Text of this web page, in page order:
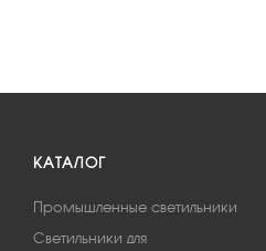
КАТАЛОГ
Промышленные светильники
Светильники для